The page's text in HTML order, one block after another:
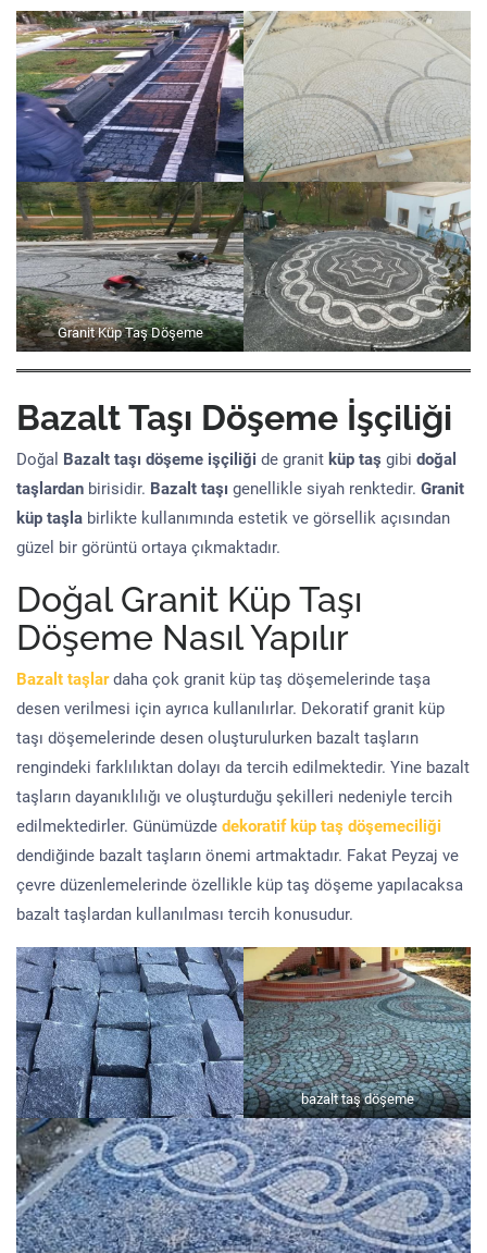
Granit Küp Taş Döşeme
Bazalt Taşı Döşeme İşçiliği
Doğal Bazalt taşı döşeme işçiliği de granit küp taş gibi doğal
taşlardan birisidir. Bazalt taşı genellikle siyah renktedir. Granit
küp taşla birlikte kullanımında estetik ve görsellik açısından
güzel bir görüntü ortaya çıkmaktadır.
Doğal Granit Küp Taşı
Döşeme Nasıl Yapılır
Bazalt taşlardaha çok granit küp taş döşemelerinde taşa
desen verilmesi için ayrıca kullanılırlar. Dekoratif granit küp
taşı döşemelerinde desen oluşturulurken bazalt taşların
rengindeki farklılıktan dolayı da tercih edilmektedir. Yine bazalt
taşların dayanıklılığı ve oluşturduğu şekilleri nedeniyle tercih
edilmektedirler. Günümüzde dekoratif küp taş döşemeciliği
dendiğinde bazalt taşların önemi artmaktadır. Fakat Peyzaj ve
çevre düzenlemelerinde özellikle küp taş döşeme yapılacaksa
bazalt taşlardan kullanılması tercih konusudur.
bazalt taş döşeme